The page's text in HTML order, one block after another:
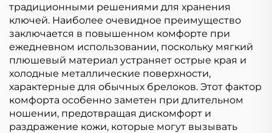
традиционными решениями для хранения
ключей. Наиболее очевидное преимущество
заключается в повышенном комфорте при
ежедневном использовании, поскольку мягкий
плюшевый материал устраняет острые края и
холодные металлические поверхности,
характерные для обычных брелоков. Этот фактор
комфорта особенно заметен при длительном
ношении, предотвращая дискомфорт и
раздражение кожи, которые могут вызывать